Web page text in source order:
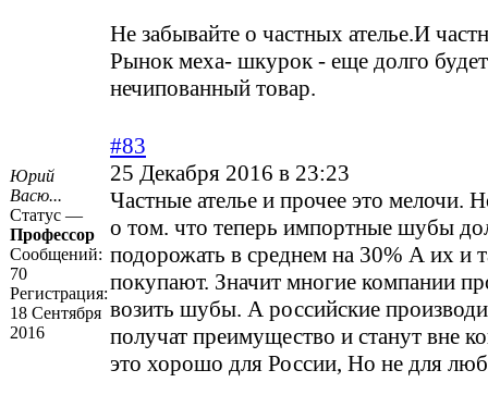
Не забывайте о частных ателье.И
Рынок меха- шкурок - еще долго будет
нечипованный товар.
Юрий
Васю...
Статус —
Профессор
Сообщений:
70
Регистрация:
18 Сентября
2016
#83
25 Декабря 2016 в 23:23
Частные ателье и прочее это мелочи.
о том. что теперь импортные шубы
подорожать в среднем на 30% А их и
покупают. Значит многие компании
возить шубы. А российские
получат преимущество и станут вне
это хорошо для России, Но не для